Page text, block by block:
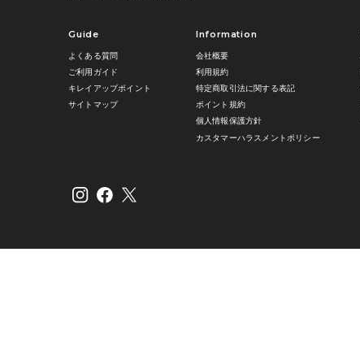
Guide
よくある質問
ご利用ガイド
キレイアップポイント
サイトマップ
Information
会社概要
利用規約
特定商取引法に関する表記
ポイント規約
個人情報保護方針
カスタマーハラスメントポリシー